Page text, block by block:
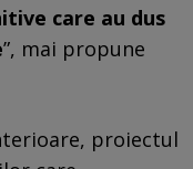
care au dus
”, mai propune
proiectul